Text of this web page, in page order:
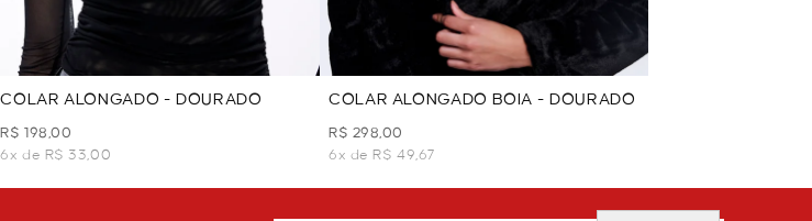
COLAR ALONGADO - DOURADO
R$ 198,00
6x de R$ 33,00
COLAR ALONGADO BOIA - DOURADO
R$ 298,00
6x de R$ 49,67